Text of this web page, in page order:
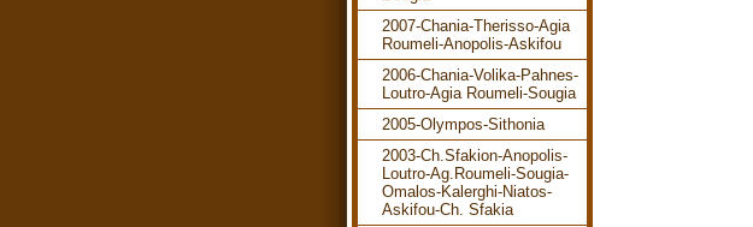
2007-Chania-Therisso-Agia
Roumeli-Anopolis-Askifou
2006-Chania-Volika-Pahnes-
Loutro-Agia Roumeli-Sougia
2005-Olympos-Sithonia
2003-Ch.Sfakion-Anopolis-
Loutro-Ag.Roumeli-Sougia-
Omalos-Kalerghi-Niatos-
Askifou-Ch. Sfakia